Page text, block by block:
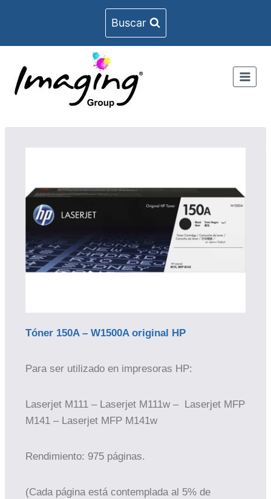
Buscar
Tóner 150A – W1500A original HP
Para ser utilizado en impresoras HP:
Laserjet M111 – Laserjet M111w – Laserjet MFP
M141 – Laserjet MFP M141w
Rendimiento: 975 páginas.
(Cada página está contemplada al 5% de